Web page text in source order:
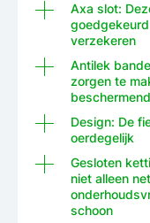
Axa slot:
verzekeren
Antilek
zorgen te
Design: De
oerdegelijk
Gesloten
niet alleen
schoon